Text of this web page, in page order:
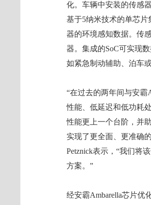
化。车辆中安装的传感
基于5纳米技术的单芯
器的环境感知数据。传
器。集成的SoC可实现
如紧急制动辅助、泊车或
“在过去的两年间与安霸
性能、低延迟和低功耗
性能更上一个台阶，并
实现了更全面、更准确
Petznick表示，“我们将
方案。”
经安霸Ambarella芯片优